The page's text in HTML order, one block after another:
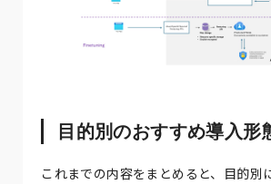
目的別のおすすめ導入形
これまでの内容をまとめると、目的別